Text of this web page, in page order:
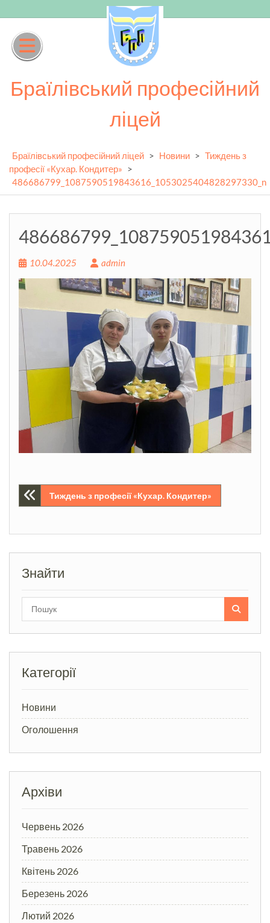
to
content
Браїлівський професійний
ліцей
Браїлівський професійний ліцей > Новини > Тиждень з
професії «Кухар. Кондитер» >
486686799_1087590519843616_1053025404828297330_n
10.04.2025 admin
Навігація
Тиждень з професії «Кухар. Кондитер»
Знайти
Категорії
Новини
Оголошення
Архіви
Червень 2026
Травень 2026
Квітень 2026
Березень 2026
Лютий 2026